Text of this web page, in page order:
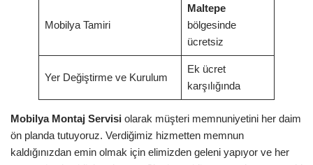
Mobilya Tamiri
Maltepe
bölgesinde
ücretsiz
Yer Değiştirme ve Kurulum
Ek ücret
karşılığında
Mobilya Montaj Servisi olarak müşteri memnuniyetini her daim
ön planda tutuyoruz. Verdiğimiz hizmetten memnun
kaldığınızdan emin olmak için elimizden geleni yapıyor ve her